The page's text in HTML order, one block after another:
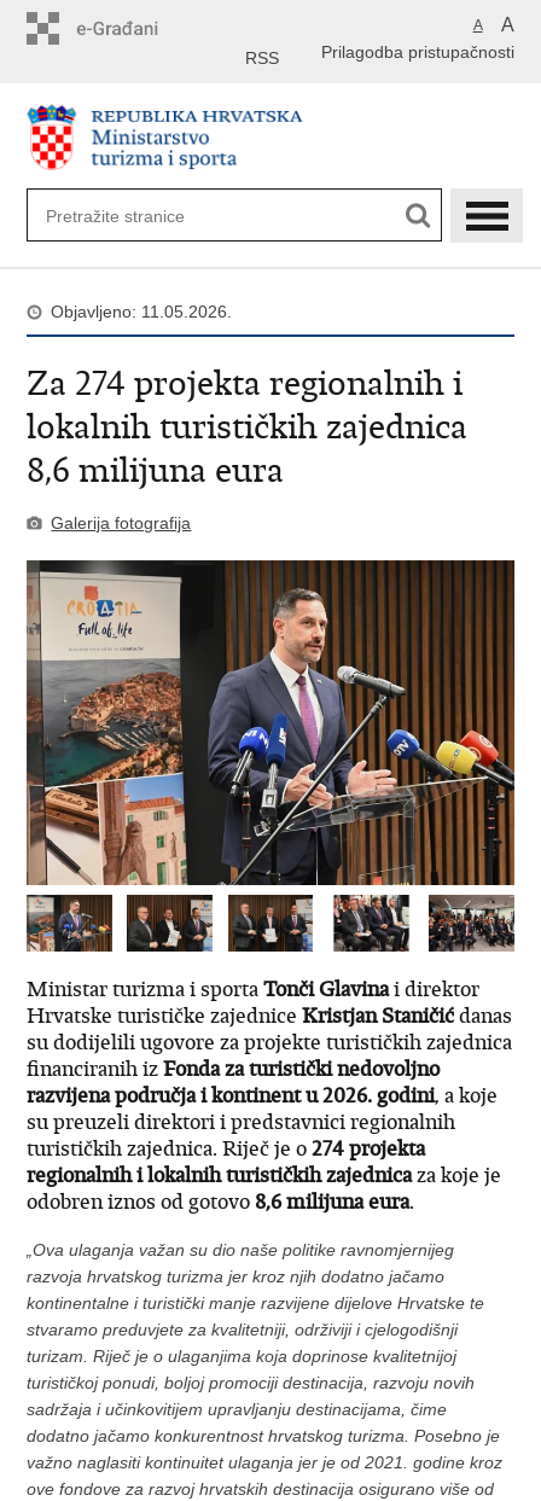
A A
Prilagodba pristupačnosti
RSS
Objavljeno: 11.05.2026.
Za 274 projekta regionalnih i
lokalnih turističkih zajednica
8,6 milijuna eura
Galerija fotografija
Ministar turizma i sportaTonči Glavinai direktor
Hrvatske turističke zajedniceKristjan Staničićdanas
su dodijelili ugovore za projekte turističkih zajednica
financiranih izFonda za turistički nedovoljno
razvijena područja i kontinent u 2026. godini, a koje
su preuzeli direktori i predstavnici regionalnih
turističkih zajednica. Riječ je o274 projekta
regionalnih i lokalnih turističkih zajednicaza koje je
odobren iznos od gotovo 8,6 milijuna eura.
„Ova ulaganja važan su dio naše politike ravnomjernijeg
razvoja hrvatskog turizma jer kroz njih dodatno jačamo
kontinentalne i turistički manje razvijene dijelove Hrvatske te
stvaramo preduvjete za kvalitetniji, održiviji i cjelogodišnji
turizam. Riječ je o ulaganjima koja doprinose kvalitetnijoj
turističkoj ponudi, boljoj promociji destinacija, razvoju novih
sadržaja i učinkovitijem upravljanju destinacijama, čime
dodatno jačamo konkurentnost hrvatskog turizma. Posebno je
važno naglasiti kontinuitet ulaganja jer je od 2021. godine kroz
ove fondove za razvoj hrvatskih destinacija osigurano više od